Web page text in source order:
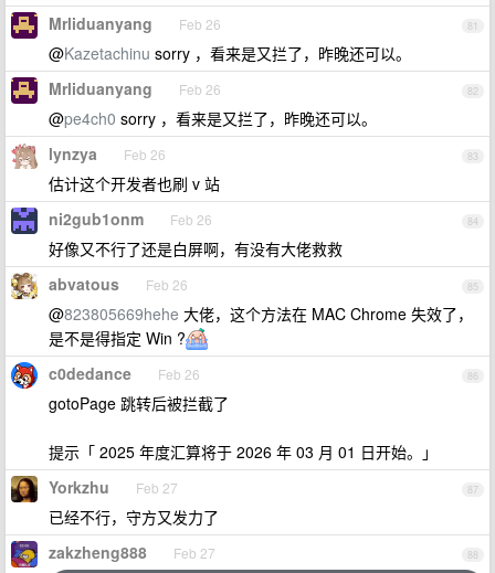
81
Mrliduanyang Feb 26
@Kazetachinu sorry ，看来是又拦了，昨晚还可以。
82
Mrliduanyang Feb 26
@pe4ch0 sorry ，看来是又拦了，昨晚还可以。
83
lynzya Feb 26
估计这个开发者也刷 v 站
84
ni2gub1onm Feb 26
好像又不行了还是白屏啊，有没有大佬救救
85
abvatous Feb 26
@823805669hehe 大佬，这个方法在 MAC Chrome 失效了，
是不是得指定 Win ?
86
c0dedance Feb 26
gotoPage 跳转后被拦截了
提示「 2025 年度汇算将于 2026 年 03 月 01 日开始。」
87
Yorkzhu Feb 27
已经不行，守方又发力了
88
zakzheng888 Feb 27